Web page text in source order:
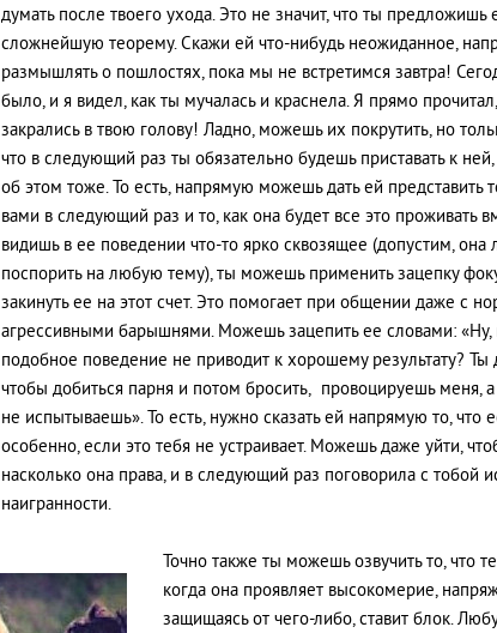
думать после твоего ухода. Это не значит, что ты предложишь
сложнейшую теорему. Скажи ей что-нибудь неожиданное,
размышлять о пошлостях, пока мы не встретимся завтра!
было, и я видел, как ты мучалась и краснела. Я прямо
закрались в твою голову! Ладно, можешь их покрутить, но
что в следующий раз ты обязательно будешь приставать к
об этом тоже. То есть, напрямую можешь дать ей представить
вами в следующий раз и то, как она будет все это проживать
видишь в ее поведении что-то ярко сквозящее (допустим, она
поспорить на любую тему), ты можешь применить зацепку
закинуть ее на этот счет. Это помогает при общении даже с
агрессивными барышнями. Можешь зацепить ее словами: «Ну,
подобное поведение не приводит к хорошему результату? Ты
чтобы добиться парня и потом бросить, провоцируешь меня,
не испытываешь». То есть, нужно сказать ей напрямую то, что
особенно, если это тебя не устраивает. Можешь даже уйти,
насколько она права, и в следующий раз поговорила с тобой
наигранности.
Точно также ты можешь озвучить то, что
когда она проявляет высокомерие,
защищаясь от чего-либо, ставит блок.